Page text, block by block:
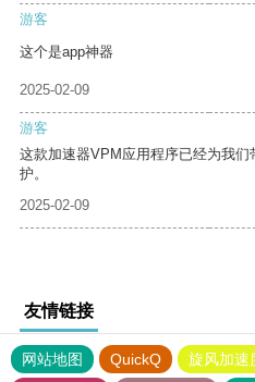
游客
这个是app神器
2025-02-09
游客
这款加速器VPM应用程序已经为我
护。
2025-02-09
友情链接
网站地图 QuickQ 旋风加速